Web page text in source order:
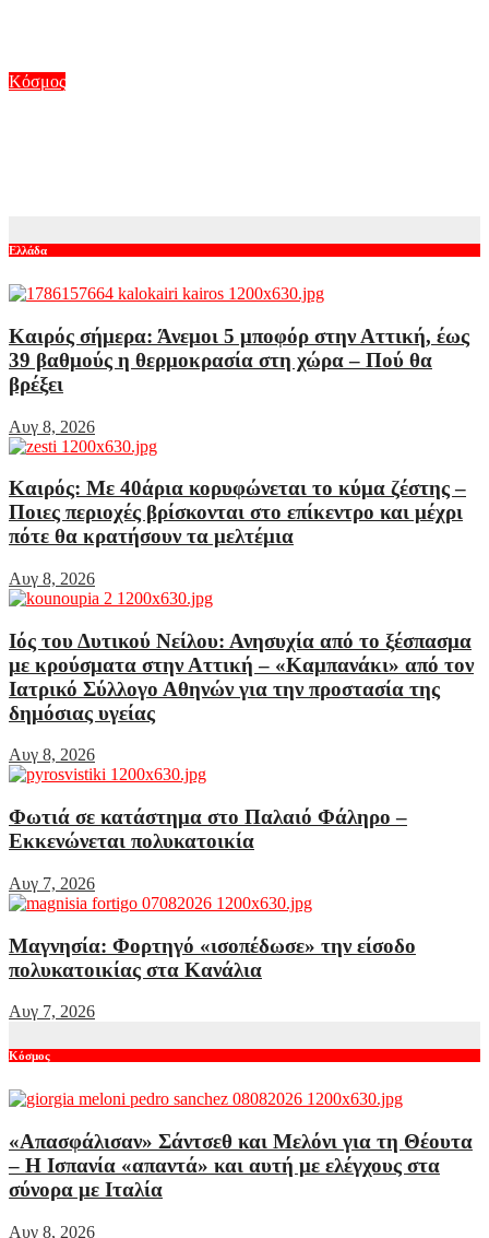
Κόσμος
Ελλάδα
Καιρός σήμερα: Άνεμοι 5 μποφόρ στην Αττική, έως
39 βαθμούς η θερμοκρασία στη χώρα – Πού θα
βρέξει
Αυγ 8, 2026
Καιρός: Με 40άρια κορυφώνεται το κύμα ζέστης –
Ποιες περιοχές βρίσκονται στο επίκεντρο και μέχρι
πότε θα κρατήσουν τα μελτέμια
Αυγ 8, 2026
Ιός του Δυτικού Νείλου: Ανησυχία από το ξέσπασμα
με κρούσματα στην Αττική – «Καμπανάκι» από τον
Ιατρικό Σύλλογο Αθηνών για την προστασία της
δημόσιας υγείας
Αυγ 8, 2026
Φωτιά σε κατάστημα στο Παλαιό Φάληρο –
Εκκενώνεται πολυκατοικία
Αυγ 7, 2026
Μαγνησία: Φορτηγό «ισοπέδωσε» την είσοδο
πολυκατοικίας στα Κανάλια
Αυγ 7, 2026
Κόσμος
«Απασφάλισαν» Σάντσεθ και Μελόνι για τη Θέουτα
– Η Ισπανία «απαντά» και αυτή με ελέγχους στα
σύνορα με Ιταλία
Αυγ 8, 2026